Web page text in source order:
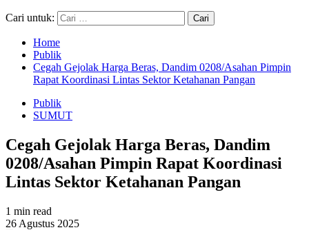
Cari untuk:
Home
Publik
Cegah Gejolak Harga Beras, Dandim 0208/Asahan Pimpin
Rapat Koordinasi Lintas Sektor Ketahanan Pangan
Publik
SUMUT
Cegah Gejolak Harga Beras, Dandim
0208/Asahan Pimpin Rapat Koordinasi
Lintas Sektor Ketahanan Pangan
1 min read
26 Agustus 2025